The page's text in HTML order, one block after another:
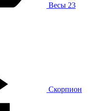
Весы 23
Скорпион